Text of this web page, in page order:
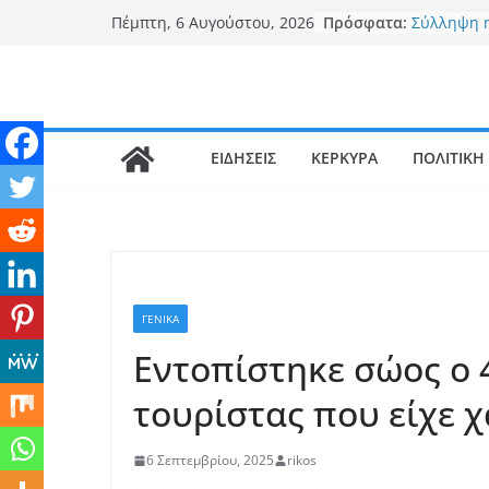
Πέμπτη, 6 Αυγούστου, 2026 Πρόσφατα: Σύλληψη
Η
Σε
ΕΙΔΗΣΕΙΣ ΚΕΡΚΥΡΑ ΠΟΛΙΤΙΚΗ
ΓΕΝΙΚΆ
Εντοπίστηκε σώος
τουρίστας που είχε
6 Σεπτεμβρίου, 2025 rikos